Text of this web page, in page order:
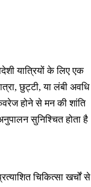
यात्रियों के लिए एक
छुट्टी, या लंबी
होने से मन की शांति
सुनिश्चित होता
चिकित्सा खर्चों से